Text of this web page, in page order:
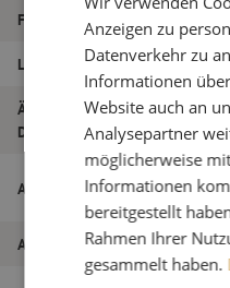
Faseranzahl
Länge 22m
Äußerer
Durchmesser (mm)
1.8
Artikelname
Artikel Nummer
Anzeigen zu
Datenverkehr zu
Informationen
Website auch an
Analysepartner
möglicherweise
Informationen
bereitgestellt
Rahmen Ihrer
gesammelt haben.